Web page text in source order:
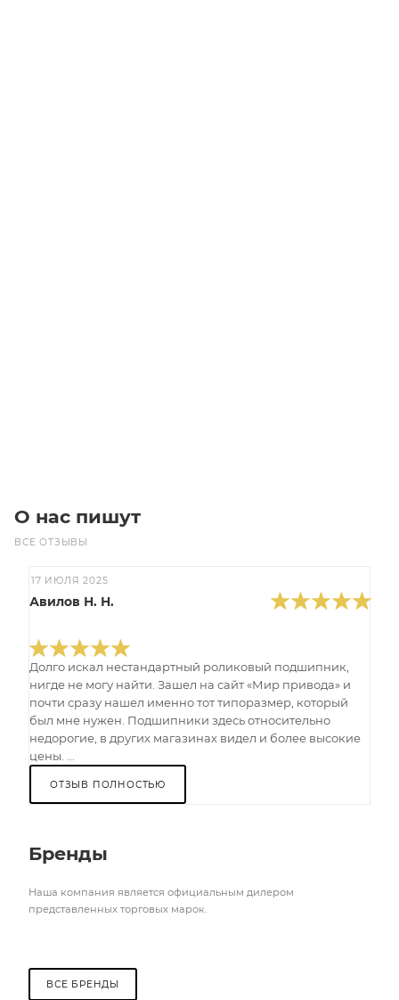
О нас пишут
ВСЕ ОТЗЫВЫ
17 ИЮЛЯ 2025
Авилов Н. Н.
Долго искал нестандартный роликовый подшипник,
нигде не могу найти. Зашел на сайт «Мир привода» и
почти сразу нашел именно тот типоразмер, который
был мне нужен. Подшипники здесь относительно
недорогие, в других магазинах видел и более высокие
цены. ...
ОТЗЫВ ПОЛНОСТЬЮ
Бренды
Наша компания является официальным дилером
представленных торговых марок.
ВСЕ БРЕНДЫ